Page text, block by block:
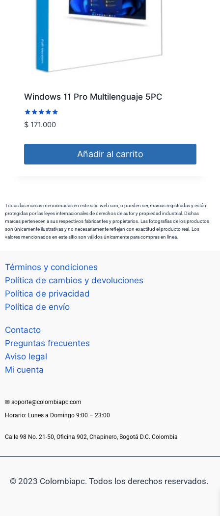
Windows 11 Pro Multilenguaje 5PC
Valorado
con
de 5
$171.000
Añadir al carrito
Todas las marcas mencionadas en este sitio web son, o pueden ser, marcas registradas y están
protegidas por las leyes internacionales de derechos de autor y propiedad industrial. Dichas
marcas pertenecen a sus respectivos fabricantes y propietarios. Las fotografías de los productos
son únicamente ilustrativas y no necesariamente reflejan con exactitud el producto real. Los
valores mencionados en este sitio son válidos únicamente para compras en línea.
Términos y condiciones
Política de cambios y devoluciones
Política de privacidad
Política de envío
Contacto
Preguntas frecuentes
Aviso legal
Mi cuenta
✉ soporte@colombiapc.com
Horario: Lunes a Domingo 9:00 – 23:00
Calle 98 No. 21-50, Oficina 902, Chapinero, Bogotá D.C. Colombia
© 2023 Colombiapc. Todos los derechos reservados.